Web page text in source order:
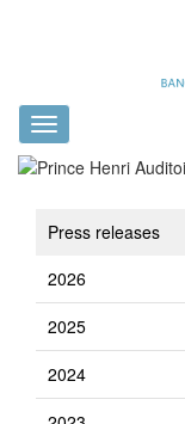
Toggle
navigation
Press releases
2026
2025
2024